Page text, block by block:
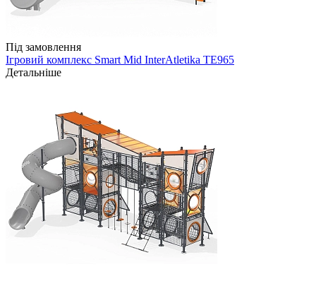
Під замовлення
Ігровий комплекс Smart Mid InterAtletika TE965
Детальніше